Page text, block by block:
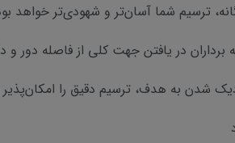
ترسیم شما آسان‌تر و شهودی‌تر خواهد
برداران در یافتن جهت کلی از فاصله
شدن به هدف، ترسیم دقیق را